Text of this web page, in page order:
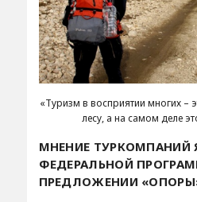
«Туризм в восприятии многих –
лесу, а на самом деле
МНЕНИЕ ТУРКОМПАНИЙ
ФЕДЕРАЛЬНОЙ
ПРЕДЛОЖЕНИИ